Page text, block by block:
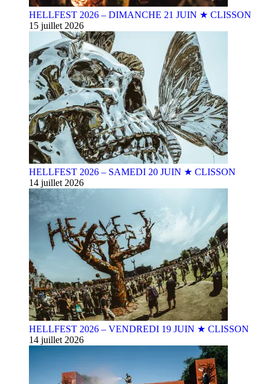
HELLFEST 2026 – DIMANCHE 21 JUIN ★ CLISSON
15 juillet 2026
HELLFEST 2026 – SAMEDI 20 JUIN ★ CLISSON
14 juillet 2026
HELLFEST 2026 – VENDREDI 19 JUIN ★ CLISSON
14 juillet 2026